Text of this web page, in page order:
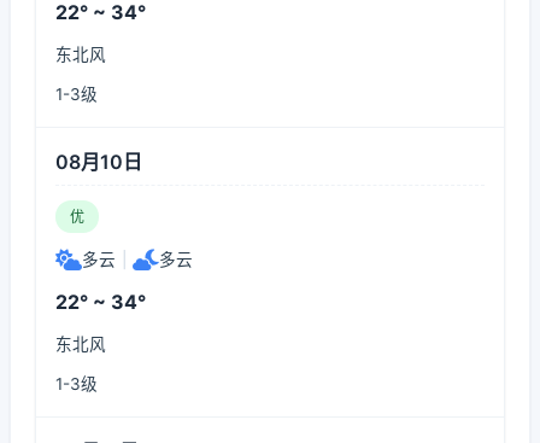
22° ~ 34°
东北风
1-3级
08月10日
优
多云 多云
22° ~ 34°
东北风
1-3级